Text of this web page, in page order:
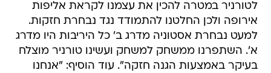
לטורניר במטרה להכין את עצמנו לקראת אליפות
אירופה ולכן החלטנו להתמודד נגד נבחרת חזקות.
למעט נבחרת אסטוניה מדרג ב' כל היריבות היו מדרג
א'. השתפרנו ממשחק למשחק ועשינו טורניר מוצלח
בעיקר באמצעות הגנה חזקה". עוד הוסיף: "אנחנו